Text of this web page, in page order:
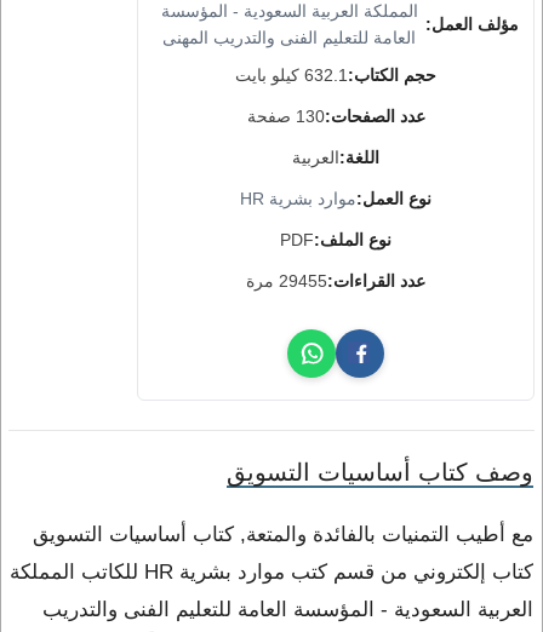
مؤلف العمل:
المملكة العربية السعودية - المؤسسة
العامة للتعليم الفنى والتدريب المهنى
حجم الكتاب: 632.1 كيلو بايت
عدد الصفحات:130 صفحة
اللغة:العربية
نوع العمل:موارد بشرية HR
نوع الملف:PDF
عدد القراءات:29455 مرة
وصف كتاب أساسيات التسويق
مع أطيب التمنيات بالفائدة والمتعة, كتاب أساسيات التسويق
كتاب إلكتروني من قسم كتب موارد بشرية HR للكاتب المملكة
العربية السعودية - المؤسسة العامة للتعليم الفنى والتدريب